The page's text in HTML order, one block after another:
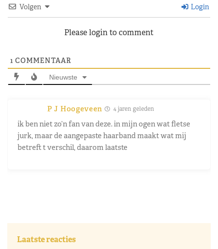
Volgen Login
Please login to comment
1 COMMENTAAR
Nieuwste
P J Hoogeveen 4 jaren geleden
ik ben niet zo’n fan van deze. in mijn ogen wat fletse
jurk, maar de aangepaste haarband maakt wat mij
betreft t verschil, daarom laatste
Laatste reacties